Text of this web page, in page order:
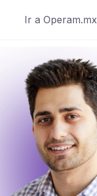
Ir a Operam.mx